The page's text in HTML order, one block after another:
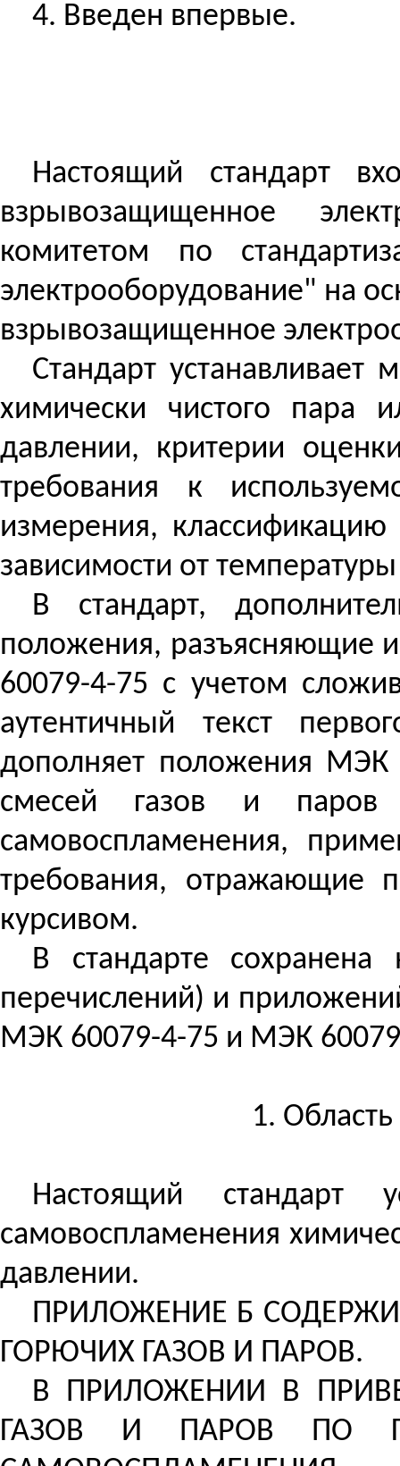
4. Введен впервые.
Настоящий стандарт
взрывозащищенное
комитетом по
электрооборудование" на
взрывозащищенное
Стандарт
химически чистого пара
давлении, критерии
требования к
измерения,
зависимости от
В стандарт,
положения, разъясняющие
60079-4-75 с учетом
аутентичный текст
дополняет положения МЭК
смесей газов и паров
самовоспламенения,
требования, отражающие
курсивом.
В стандарте сохранена
перечислений) и
МЭК 60079-4-75 и МЭК
1.
Настоящий стандарт
самовоспламенения
давлении.
ПРИЛОЖЕНИЕ Б
ГОРЮЧИХ ГАЗОВ И ПАРОВ.
В ПРИЛОЖЕНИИ В
ГАЗОВ И ПАРОВ ПО